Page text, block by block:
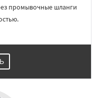
промывочные шланги